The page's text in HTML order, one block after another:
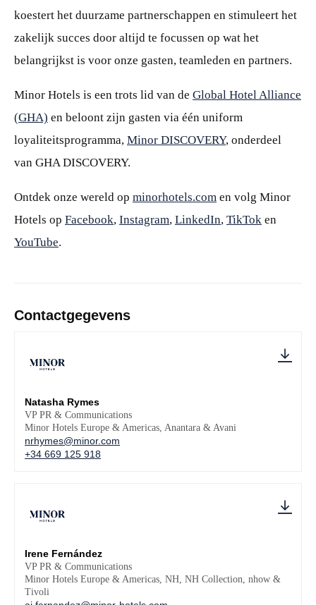
koestert het duurzame partnerschappen en stimuleert het
zakelijk succes door altijd te focussen op wat het
belangrijkst is voor onze gasten, teamleden en partners.
Minor Hotels is een trots lid van de Global Hotel Alliance
(GHA) en beloont zijn gasten via één uniform
loyaliteitsprogramma, Minor DISCOVERY, onderdeel
van GHA DISCOVERY.
Ontdek onze wereld op minorhotels.com en volg Minor
Hotels op Facebook, Instagram, LinkedIn, TikTok en
YouTube.
Contactgegevens
Natasha Rymes
VP PR & Communications
Minor Hotels Europe & Americas, Anantara & Avani
nrhymes@minor.com
+34 669 125 918
Irene Fernández
VP PR & Communications
Minor Hotels Europe & Americas, NH, NH Collection, nhow &
Tivoli